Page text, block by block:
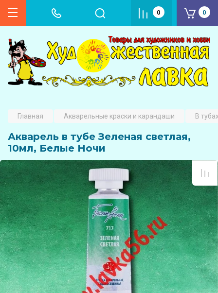
0 0
Главная Акварельные краски и карандаши В
Акварель в тубе Зеленая светлая,
10мл, Белые Ночи